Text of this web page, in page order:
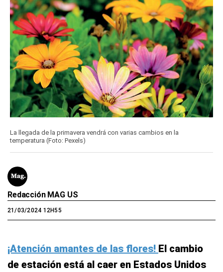
La llegada de la primavera vendrá con varias cambios en la
temperatura (Foto: Pexels)
Redacción MAG US
21/03/2024 12H55
¡Atención amantes de las flores! El cambio
de estación está al caer en Estados Unidos